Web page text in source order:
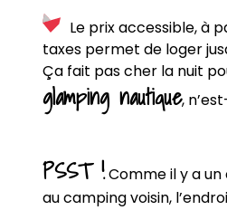
Le prix accessible, à
taxes permet de loger
Ça fait pas cher la nuit
glamping nautique,
PSST !Comme il y a
au camping voisin,